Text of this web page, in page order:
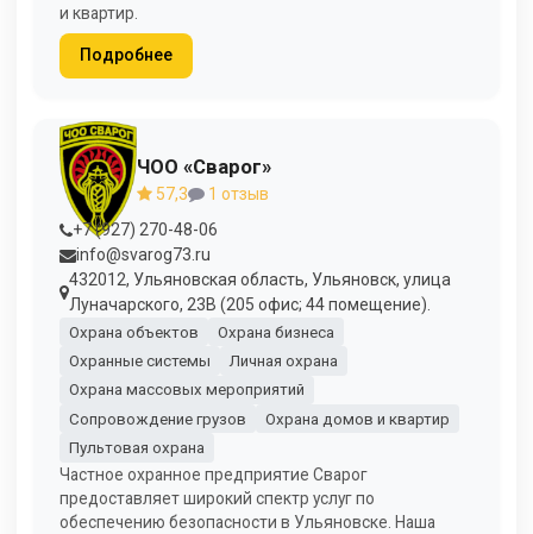
и квартир.
Подробнее
ЧОО «Сварог»
57,3
1 отзыв
+7 (927) 270-48-06
info@svarog73.ru
432012, Ульяновская область, Ульяновск, улица
Луначарского, 23В (205 офис; 44 помещение).
Охрана объектов
Охрана бизнеса
Охранные системы
Личная охрана
Охрана массовых мероприятий
Сопровождение грузов
Охрана домов и квартир
Пультовая охрана
Частное охранное предприятие Сварог
предоставляет широкий спектр услуг по
обеспечению безопасности в Ульяновске. Наша